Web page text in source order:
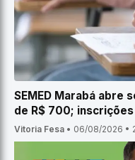
SEMED Marabá abre
de R$ 700;
Vitoria Fesa • 06/08/2026 •